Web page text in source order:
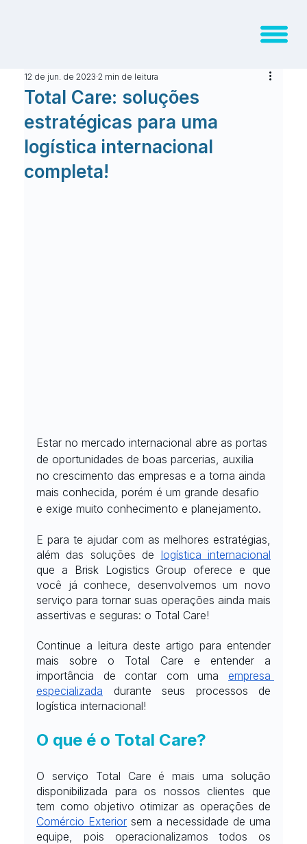
Total Care: soluções
estratégicas para uma
logística internacional
completa!
12 de jun. de 2023 2 min de leitura
Estar no mercado internacional abre as portas
de oportunidades de boas parcerias, auxilia
no crescimento das empresas e a torna ainda
mais conhecida, porém é um grande desafio
e exige muito conhecimento e planejamento.
E para te ajudar com as melhores estratégias,
além das soluções de logística internacional
que a Brisk Logistics Group oferece e que
você já conhece, desenvolvemos um novo
serviço para tornar suas operações ainda mais
assertivas e seguras: o Total Care!
Continue a leitura deste artigo para entender
mais sobre o Total Care e entender a
importância de contar com uma
empresa
especializada durante seus processos de
logística internacional!
O que é o Total Care?
O serviço Total Care é mais uma solução
disponibilizada para os nossos clientes que
tem como objetivo otimizar as operações de
Comércio Exterior sem a necessidade de uma
equipe, pois operacionalizamos todos os